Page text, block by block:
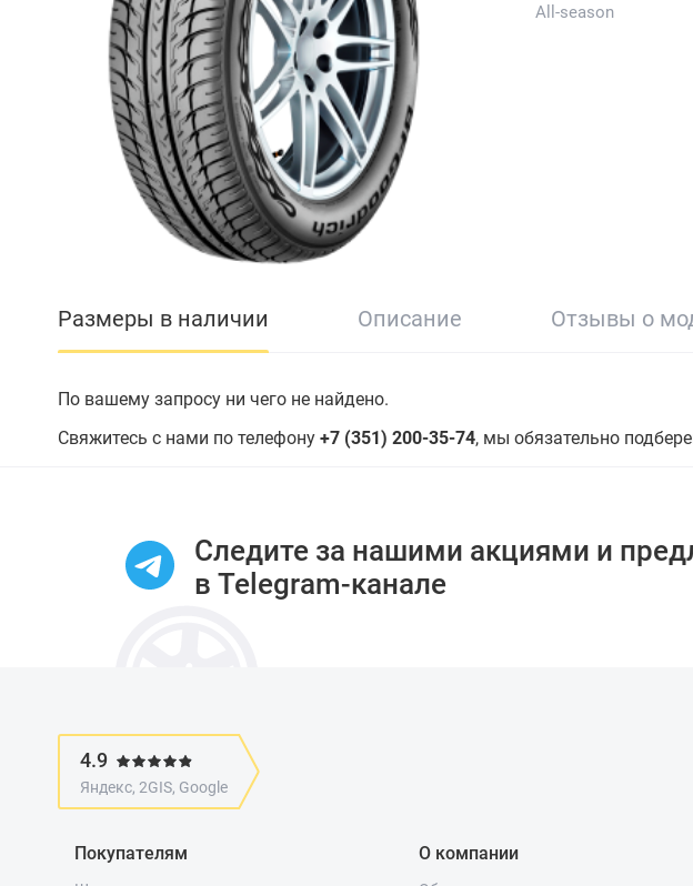
All-season
Размеры в наличии Описание Отзывы о
По вашему запросу ни чего не найдено.
Свяжитесь с нами по телефону +7 (351) 200-35-74, мы обязательно
Следите за нашими акциями и
в Telegram-канале
4.9
Яндекс, 2GIS, Google
Покупателям О компании